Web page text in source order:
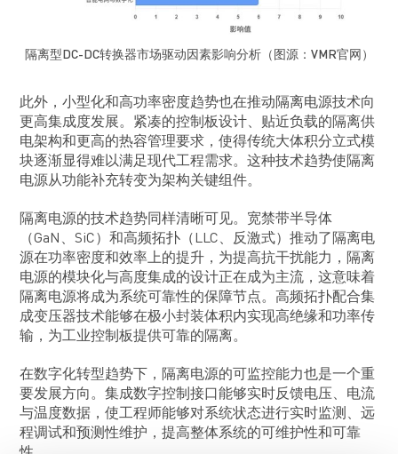
隔离型DC-DC转换器市场驱动因素影响分析（图源：VMR官网）
此外，小型化和高功率密度趋势也在推动隔离电源技术向
更高集成度发展。紧凑的控制板设计、贴近负载的隔离供
电架构和更高的热容管理要求，使得传统大体积分立式模
块逐渐显得难以满足现代工程需求。这种技术趋势使隔离
电源从功能补充转变为架构关键组件。
隔离电源的技术趋势同样清晰可见。宽禁带半导体
（GaN、SiC）和高频拓扑（LLC、反激式）推动了隔离电
源在功率密度和效率上的提升，为提高抗干扰能力，隔离
电源的模块化与高度集成的设计正在成为主流，这意味着
隔离电源将成为系统可靠性的保障节点。高频拓扑配合集
成变压器技术能够在极小封装体积内实现高绝缘和功率传
输，为工业控制板提供可靠的隔离。
在数字化转型趋势下，隔离电源的可监控能力也是一个重
要发展方向。集成数字控制接口能够实时反馈电压、电流
与温度数据，使工程师能够对系统状态进行实时监测、远
程调试和预测性维护，提高整体系统的可维护性和可靠